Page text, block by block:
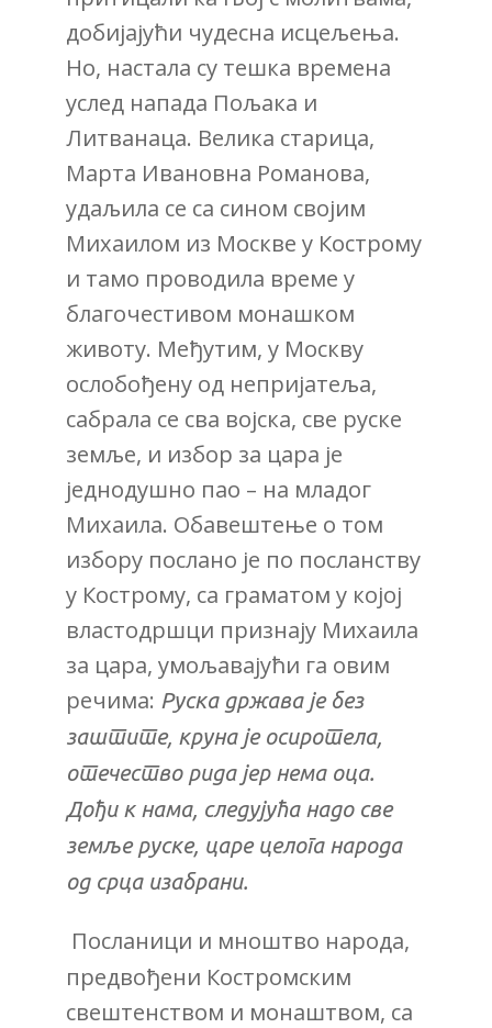
добијајући чудесна исцељења.
Но, настала су тешка времена
услед напада Пољака и
Литванаца. Велика старица,
Марта Ивановна Романова,
удаљила се са сином својим
Михаилом из Москве у Кострому
и тамо проводила време у
благочестивом монашком
животу. Међутим, у Москву
ослобођену од непријатеља,
сабрала се сва војска, све руске
земље, и избор за цара је
једнодушно пао – на младог
Михаила. Обавештење о том
избору послано је по посланству
у Кострому, са граматом у којој
властодршци признају Михаила
за цара, умољавајући га овим
речима: Руска држава је без
заштите, круна је осиротела,
отечество рида јер нема оца.
Дођи к нама, следујућа надо све
земље руске, царе целога народа
од срца изабрани.
Посланици и мноштво народа,
предвођени Костромским
свештенством и монаштвом, са